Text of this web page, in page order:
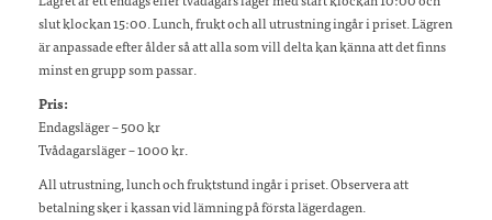
slut klockan 15:00. Lunch, frukt och all utrustning ingår i priset. Lägren
är anpassade efter ålder så att alla som vill delta kan känna att det finns
minst en grupp som passar.
Pris:
Endagsläger – 500 kr
Tvådagarsläger – 1000 kr.
All utrustning, lunch och fruktstund ingår i priset. Observera att
betalning sker i kassan vid lämning på första lägerdagen.